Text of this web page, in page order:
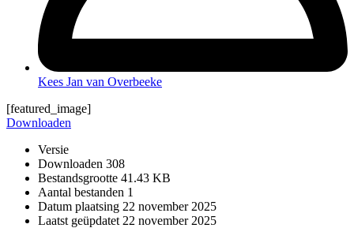
Kees Jan van Overbeeke
[featured_image]
Downloaden
Versie
Downloaden 308
Bestandsgrootte 41.43 KB
Aantal bestanden 1
Datum plaatsing 22 november 2025
Laatst geüpdatet 22 november 2025